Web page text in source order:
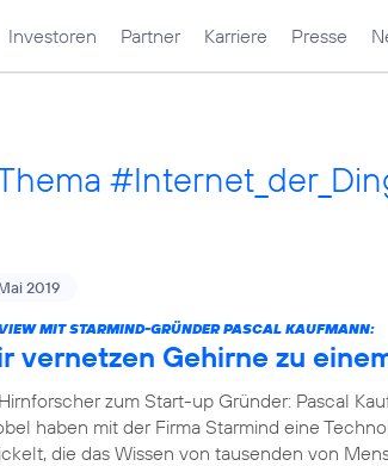
Investoren Partner Karriere Presse
2019
MIT STARMIND-GRÜNDER PASCAL KAUFMANN:
vernetzen Gehirne zu
zum Start-up Gründer: Pascal
haben mit der Firma Starmind eine
die das Wissen von tausenden von